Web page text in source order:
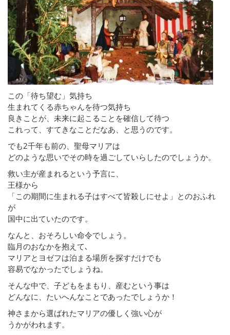
この「待ち望む」気持ち
生まれてくる赤ちゃんを待つ気持ち
良きことが、未来に起こることを確信して待つ
これって、すてきなことだなあ、と思うのです。
でも2千年も前の、聖母マリアは
どのような思いでその時を過ごしていらしたのでしょうか。
救い主が産まれるという予言に、
王様から
「この期間に生まれる子はすべて皆殺しにせよ」とのおふれ
が
国中に出ていたのです。
なんと、おそろしい命令でしょう。
臨月のおなかを抱えて､
マリアとヨゼフは泊まる場所を探すだけでも
容易でなかったでしょうね。
そんな中で、子どもをまもり、産むという事は
どんなに、たいへんなことであったでしょうか！
神さまから選ばれたマリアの優しく強い心が
うかがわれます。